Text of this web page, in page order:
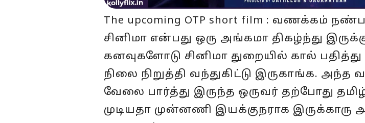
The upcoming OTP short film : வணக்கம்
சினிமா என்பது ஒரு அங்கமா திகழ்ந்து
கனவுகளோடு சினிமா துறையில் கால்
நிலை நிறுத்தி வந்துகிட்டு இருகாங்க.
வேலை பார்த்து இருந்த ஒருவர் தற்போது
முடியதா முன்னணி இயக்குநராக